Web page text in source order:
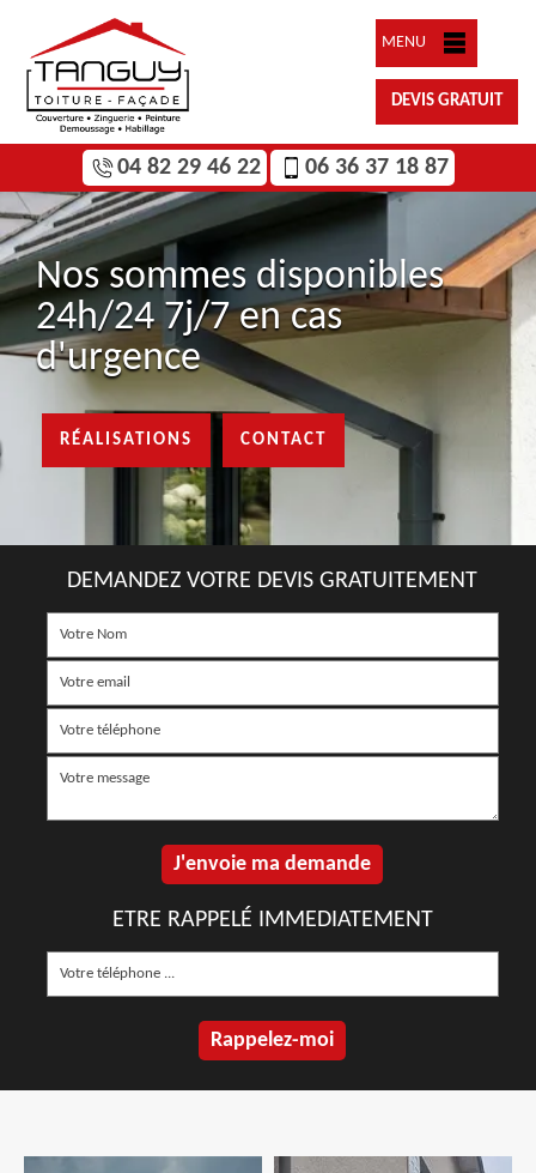
MENU
DEVIS GRATUIT
04 82 29 46 22 06 36 37 18 87
Nos sommes disponibles
24h/24 7j/7 en cas
d'urgence
RÉALISATIONS CONTACT
DEMANDEZ VOTRE DEVIS GRATUITEMENT
ETRE RAPPELÉ IMMEDIATEMENT